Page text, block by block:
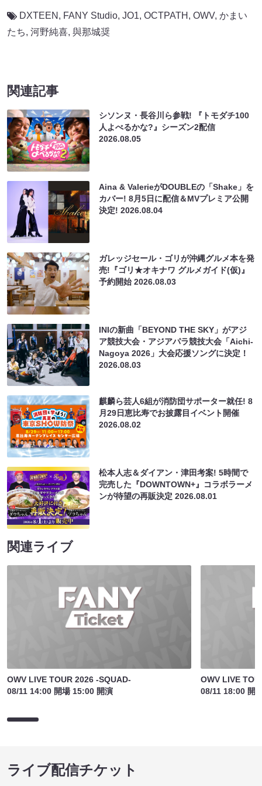
DXTEEN , FANY Studio, JO1, OCTPATH , OWV, かまい
たち, 河野純喜, 與那城奨
関連記事
シソンヌ・長谷川ら参戦! 『トモダチ100
人よべるかな?』シーズン2配信
2026.08.05
Aina & ValerieがDOUBLEの「Shake」を
カバー! 8月5日に配信＆MVプレミア公開
決定!2026.08.04
ガレッジセール・ゴリが沖縄グルメ本を発
売!『ゴリ★オキナワ グルメガイド(仮)』
予約開始2026.08.03
INIの新曲「BEYOND THE SKY」がアジ
ア競技大会・アジアパラ競技大会「Aichi-
Nagoya 2026」大会応援ソングに決定！
2026.08.03
麒麟ら芸人6組が消防団サポーター就任! 8
月29日恵比寿でお披露目イベント開催
2026.08.02
松本人志＆ダイアン・津田考案! 5時間で
完売した『DOWNTOWN+』コラボラーメ
ンが待望の再販決定2026.08.01
関連ライブ
OWV LIVE TOUR 2026 -SQUAD-
08/11 14:00 開場 15:00 開演
OWV LIVE
08/11 18:00 開
ライブ配信チケット